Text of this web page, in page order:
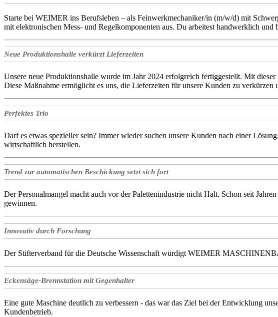
Starte bei WEIMER ins Berufsleben – als Feinwerkmechaniker/in (m/w/d) mit
mit elektronischen Mess- und Regelkomponenten aus. Du arbeitest handwerklich und
Neue Produktionshalle verkürzt Lieferzeiten
Unsere neue Produktionshalle wurde im Jahr 2024 erfolgreich fertiggestellt. Mit
Diese Maßnahme ermöglicht es uns, die Lieferzeiten für unsere Kunden zu
Perfektes Trio
Darf es etwas spezieller sein? Immer wieder suchen unsere Kunden nach einer
wirtschaftlich herstellen.
Trend zur automatischen Beschickung setzt sich fort
Der Personalmangel macht auch vor der Palettenindustrie nicht Halt. Schon seit
gewinnen.
Innovativ durch Forschung
Der Stifterverband für die Deutsche Wissenschaft würdigt WEIMER
Eckensäge-Brennstation mit Gegenhalter
Eine gute Maschine deutlich zu verbessern - das war das Ziel bei der Entwicklung
Kundenbetrieb.